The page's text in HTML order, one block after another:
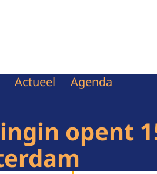
Actueel Agenda
opent